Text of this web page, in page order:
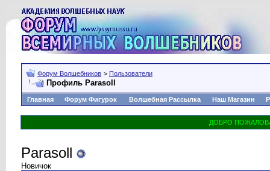
Форум Волшебников > Пользователи
Профиль Parasoll
Главная Форум Фигурок Волшебная Рассылка Наш Магазин
Parasoll
Новичок